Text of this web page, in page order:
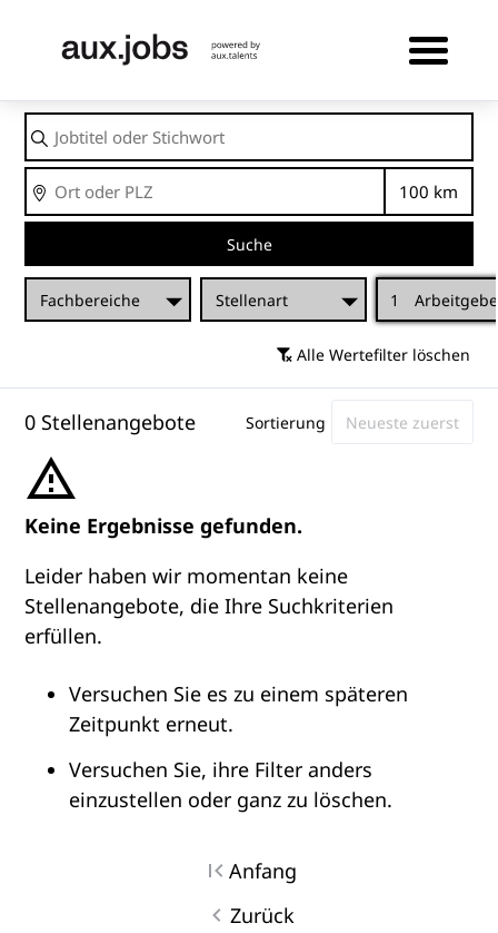
Jobtitel
oder
Stichwort
Ort
Suche
Fachbereiche Stellenart 1
Alle Wertefilter löschen
0 Stellenangebote Sortierung
Keine Ergebnisse gefunden.
Leider haben wir momentan keine
Stellenangebote, die Ihre Suchkriterien
erfüllen.
Versuchen Sie es zu einem späteren
Zeitpunkt erneut.
Versuchen Sie, ihre Filter anders
einzustellen oder ganz zu löschen.
Anfang
Zurück